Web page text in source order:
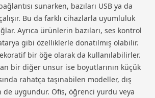
sunarken, bazıları USB ya da
Bu da farklı cihazlarla uyumluluk
Ayrıca ürünlerin bazıları, ses kontrol
gibi özelliklerle donatılmış olabilir.
bir öğe olarak da kullanılabilirler.
bir diğer unsur ise boyutlarının küçük
rahatça taşınabilen modeller, dış
de uygundur. Ofis, öğrenci yurdu veya